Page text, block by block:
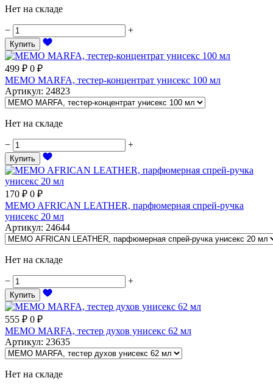
Нет на складе
− +
Купить
499 ₽ 0 ₽
MEMO MARFA, тестер-концентрат унисекс 100 мл
Артикул: 24823
Нет на складе
− +
Купить
170 ₽ 0 ₽
MEMO AFRICAN LEATHER, парфюмерная спрей-ручка
унисекс 20 мл
Артикул: 24644
Нет на складе
− +
Купить
555 ₽ 0 ₽
MEMO MARFA, тестер духов унисекс 62 мл
Артикул: 23635
Нет на складе